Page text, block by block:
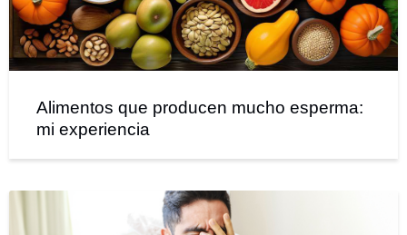
Alimentos que producen mucho esperma:
mi experiencia